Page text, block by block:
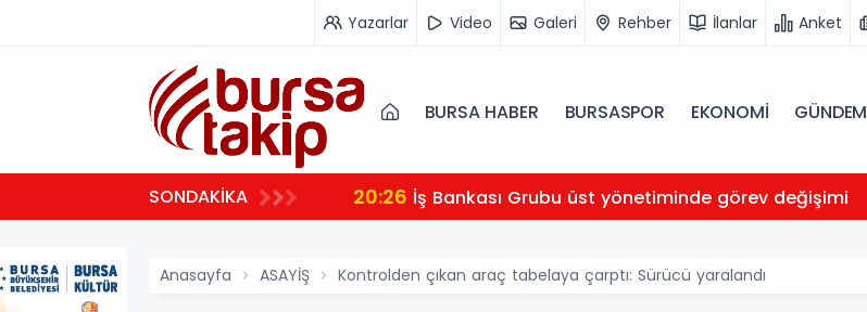
Yazarlar Video Galeri Rehber İlanlar Anket
BURSA HABER BURSASPOR EKONOMİ GÜNDEM
SONDAKİKA 20:26 İş Bankası Grubu üst yönetiminde görev değişimi
Anasayfa ASAYİŞ Kontrolden çıkan araç tabelaya çarptı: Sürücü yaralandı